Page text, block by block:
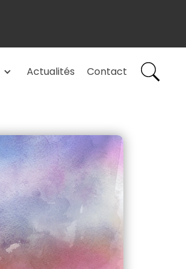
Actualités Contact